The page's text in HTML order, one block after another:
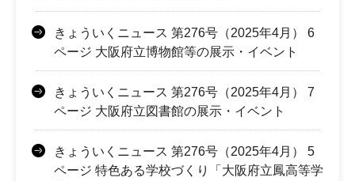
きょういくニュース 第276号（2025年4月） 6
ページ 大阪府立博物館等の展示・イベント
きょういくニュース 第276号（2025年4月） 7
ページ 大阪府立図書館の展示・イベント
きょういくニュース 第276号（2025年4月） 5
ページ 特色ある学校づくり「大阪府立鳳高等学